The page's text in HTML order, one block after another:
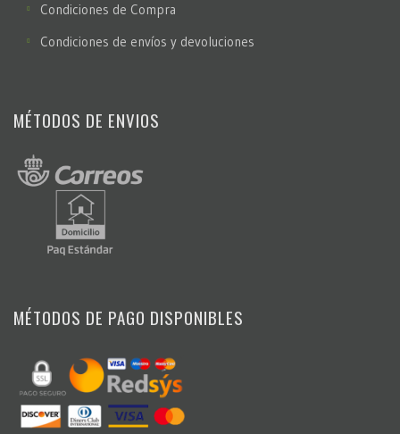
Condiciones de Compra
Condiciones de envíos y devoluciones
MÉTODOS DE ENVIOS
MÉTODOS DE PAGO DISPONIBLES